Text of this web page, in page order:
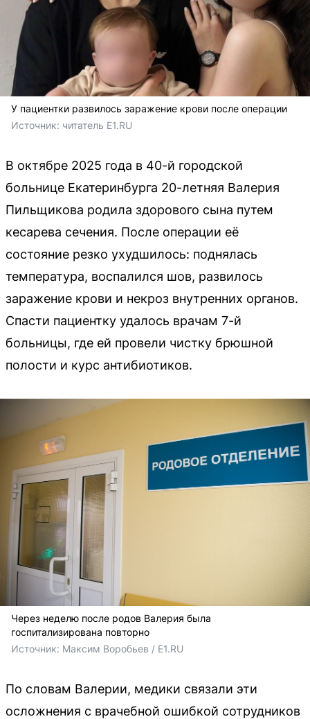
У пациентки развилось заражение крови после операции
Источник: читатель E1.RU
В октябре 2025 года в 40-й городской
больнице Екатеринбурга 20-летняя Валерия
Пильщикова родила здорового сына путем
кесарева сечения. После операции её
состояние резко ухудшилось: поднялась
температура, воспалился шов, развилось
заражение крови и некроз внутренних органов.
Спасти пациентку удалось врачам 7-й
больницы, где ей провели чистку брюшной
полости и курс антибиотиков.
Через неделю после родов Валерия была
госпитализирована повторно
Источник: Максим Воробьев / E1.RU
По словам Валерии, медики связали эти
осложнения с врачебной ошибкой сотрудников